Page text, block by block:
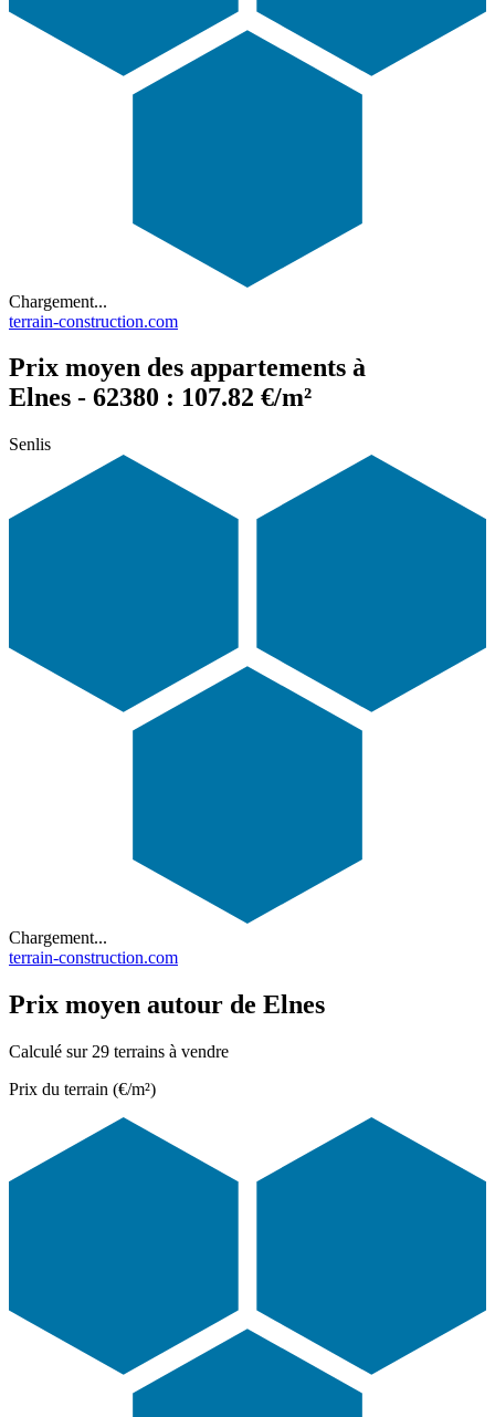
Chargement...
terrain-construction.com
Prix moyen des appartements à
Elnes - 62380 : 107.82 €/m²
Senlis
Chargement...
terrain-construction.com
Prix moyen autour de Elnes
Calculé sur 29 terrains à vendre
Prix du terrain (€/m²)